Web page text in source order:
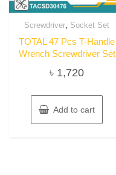
Screwdriver Socket Set
TOTAL 47 Pcs T-Handle
Wrench Screwdriver Set
৳ 1,720
Add to cart